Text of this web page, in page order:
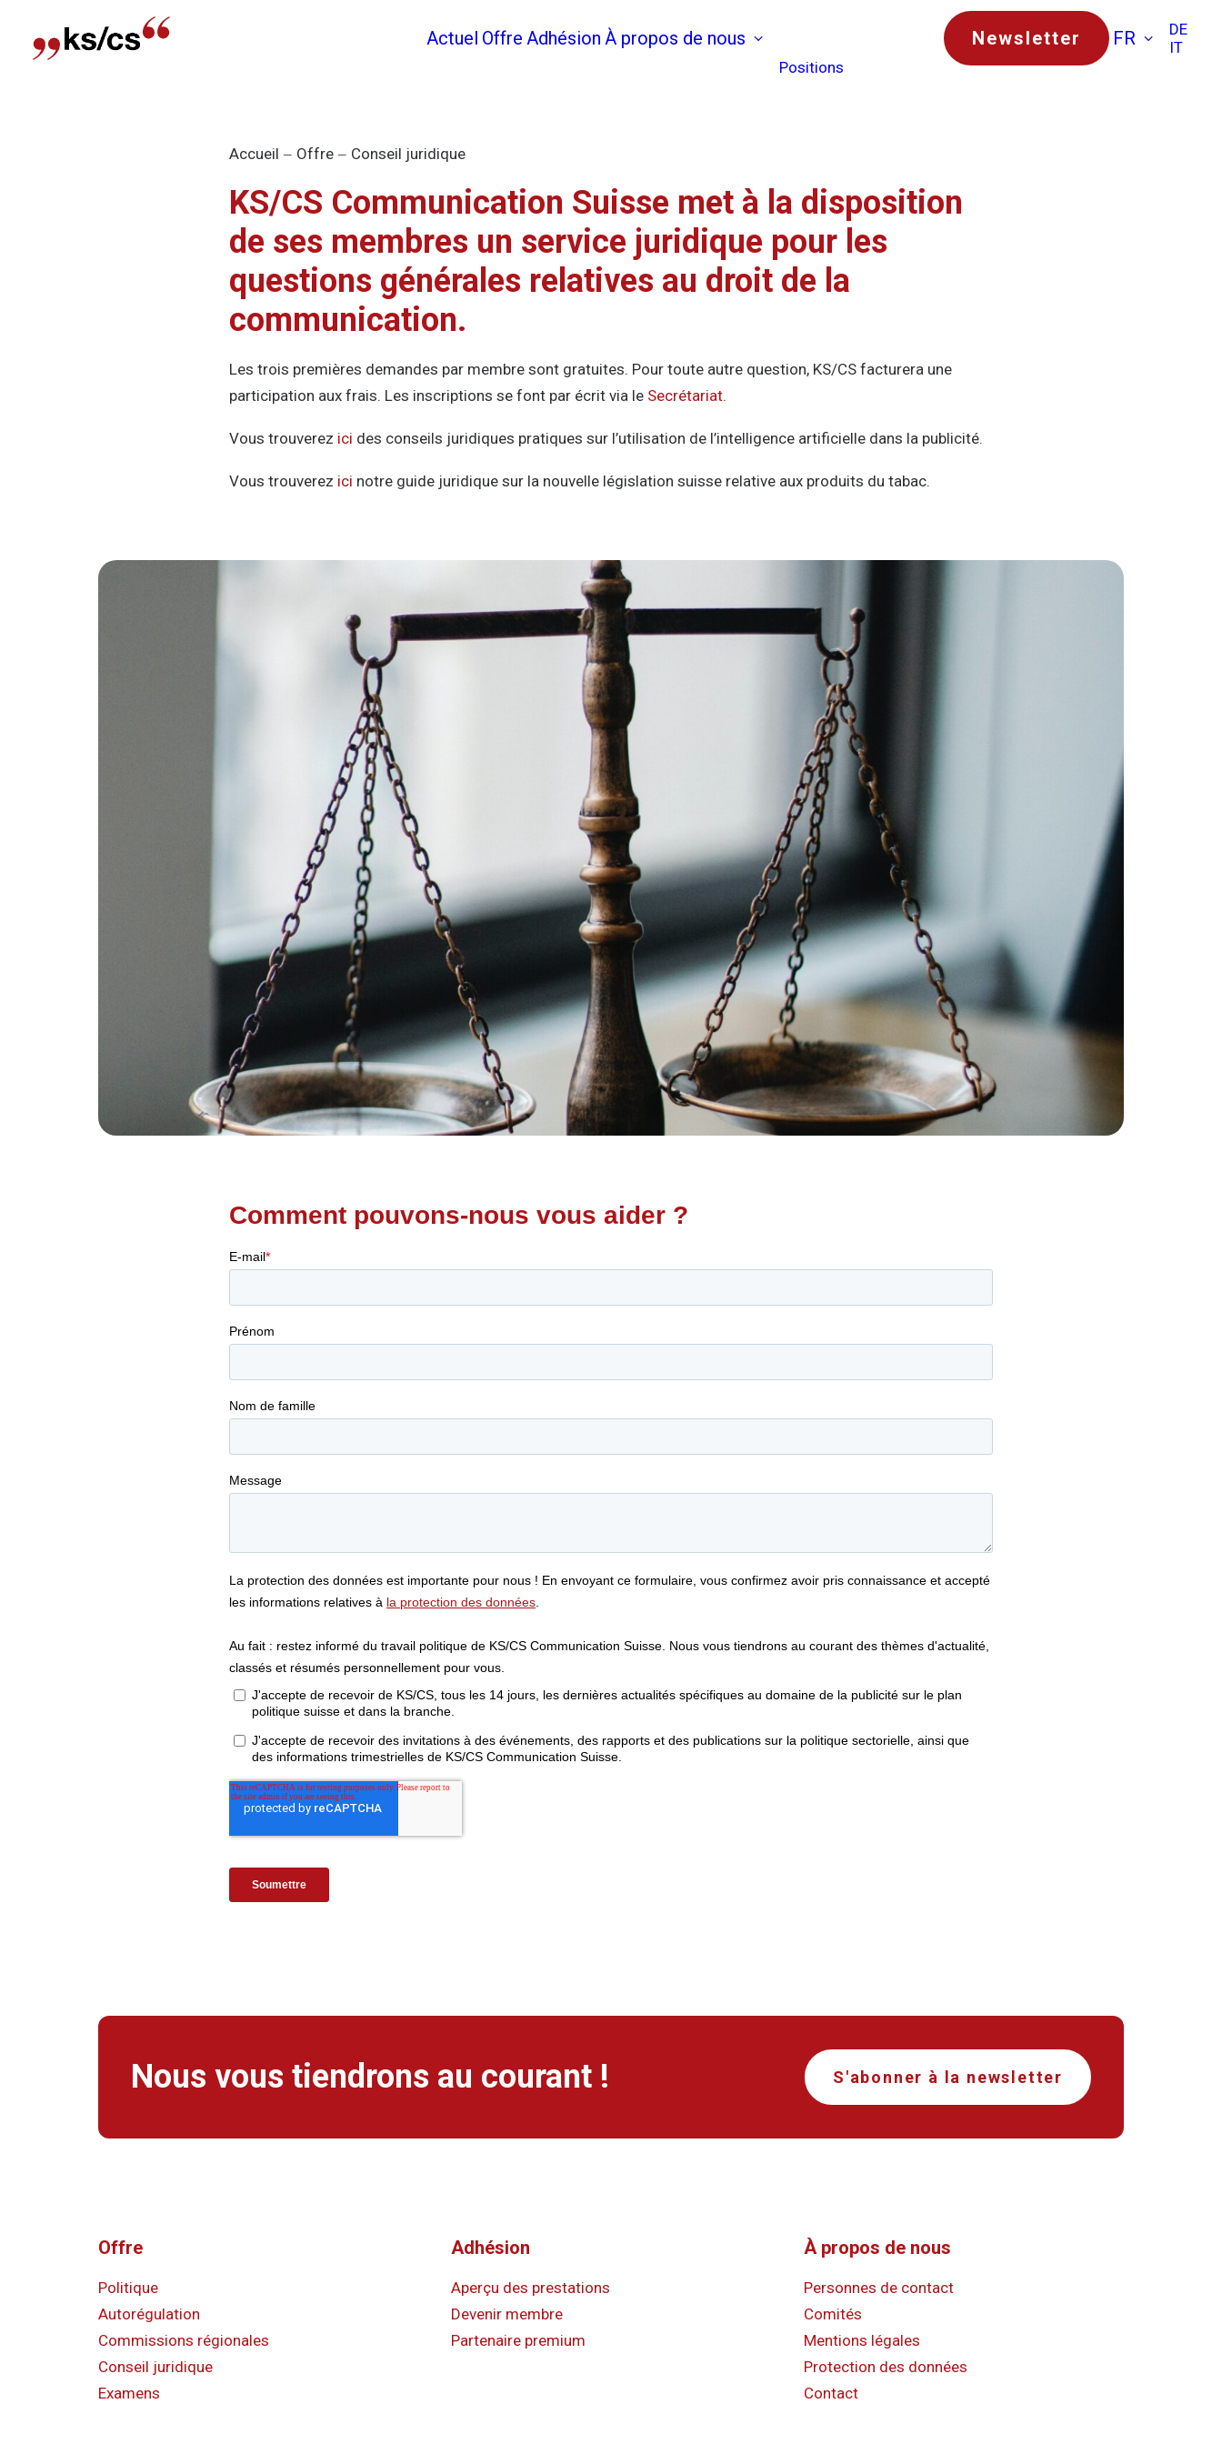
Actuel Offre Adhésion À propos de nous
Positions
Newsletter FR
DE
IT
Accueil Offre Conseil juridique
KS/CS Communication Suisse met à la disposition
de ses membres un service juridique pour les
questions générales relatives au droit de la
communication.
Les trois premières demandes par membre sont gratuites. Pour toute autre question, KS/CS facturera une
participation aux frais. Les inscriptions se font par écrit via le Secrétariat.
Vous trouverez ici des conseils juridiques pratiques sur l’utilisation de l’intelligence artificielle dans la publicité.
Vous trouverez ici notre guide juridique sur la nouvelle législation suisse relative aux produits du tabac.
Nous vous tiendrons au courant ! S'abonner à la newsletter
Offre
Politique
Autorégulation
Commissions régionales
Conseil juridique
Examens
Adhésion
Aperçu des prestations
Devenir membre
Partenaire premium
À propos de nous
Personnes de contact
Comités
Mentions légales
Protection des données
Contact